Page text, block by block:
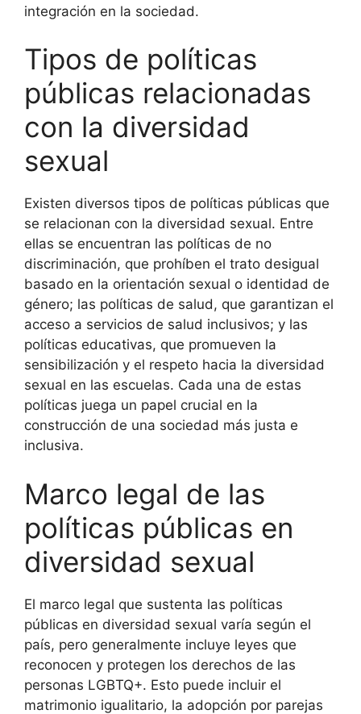
integración en la sociedad.
Tipos de políticas
públicas relacionadas
con la diversidad
sexual
Existen diversos tipos de políticas públicas que
se relacionan con la diversidad sexual. Entre
ellas se encuentran las políticas de no
discriminación, que prohíben el trato desigual
basado en la orientación sexual o identidad de
género; las políticas de salud, que garantizan el
acceso a servicios de salud inclusivos; y las
políticas educativas, que promueven la
sensibilización y el respeto hacia la diversidad
sexual en las escuelas. Cada una de estas
políticas juega un papel crucial en la
construcción de una sociedad más justa e
inclusiva.
Marco legal de las
políticas públicas en
diversidad sexual
El marco legal que sustenta las políticas
públicas en diversidad sexual varía según el
país, pero generalmente incluye leyes que
reconocen y protegen los derechos de las
personas LGBTQ+. Esto puede incluir el
matrimonio igualitario, la adopción por parejas